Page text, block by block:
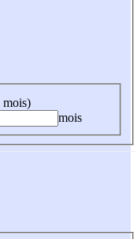
mois)
mois